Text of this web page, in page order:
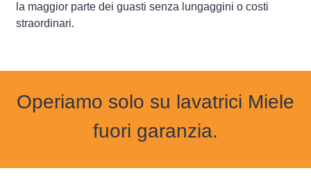
la maggior parte dei guasti senza lungaggini o costi
straordinari.
Operiamo solo su lavatrici Miele
fuori garanzia.